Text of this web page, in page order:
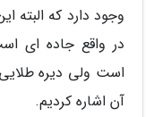
وجود دارد که البته
در واقع جاده ای
است ولی دیره
آن اشاره کردیم.